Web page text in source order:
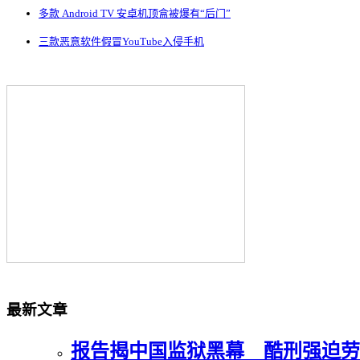
多款 Android TV 安卓机顶盒被爆有“后门”
三款恶意软件假冒YouTube入侵手机
最新文章
报告揭中国监狱黑幕 酷刑强迫